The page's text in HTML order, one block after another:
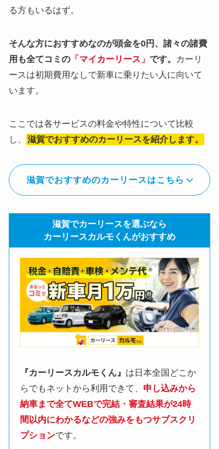
る方もいるはず。
そんな方におすすめなのが頭金を0円、諸々の諸費
用も全てコミの「マイカーリース」 です。
カーリ
ースは初期費用なしで新車に乗りたい人に向いて
います。
ここでは各サービスの料金や特性について比較
し、
滋賀でおすすめのカーリースを紹介します。
滋賀でおすすめのカーリースはこちら
滋賀でカーリースを選ぶなら
カーリースカルモくんがおすすめ
『カーリースカルモくん』 は日本全国どこか
らでもネットから利用できて、 申し込みから
納車まで全てWEBで完結・審査結果が24時
間以内にわかるなどの強みをもつサブスクリ
プションです。